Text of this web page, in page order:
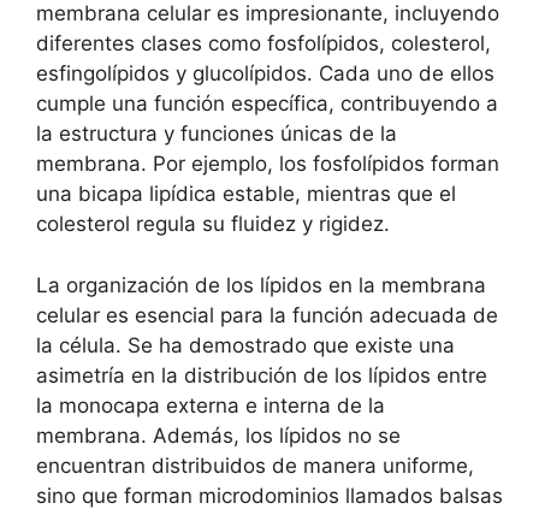
‌membrana ⁢celular es impresionante,⁤ incluyendo
diferentes clases‍ como fosfolípidos, colesterol,
esfingolípidos y glucolípidos. Cada uno‍ de⁢ ellos
cumple una función específica, contribuyendo⁤ a
⁤la estructura y​ funciones únicas ⁣de la
membrana. Por ejemplo, los fosfolípidos forman
una ⁢bicapa lipídica estable, mientras que ⁢el
⁣colesterol regula su‌ fluidez y ⁤rigidez.
La organización⁤ de ‌los lípidos en la​ membrana
celular ‍es ⁢esencial para ⁣la ​función adecuada de
la célula. Se ha demostrado que ‌existe una
asimetría en ​la ⁢distribución‌ de los lípidos ​entre
‍la ⁤monocapa externa e ‍interna de la
‌membrana. Además, los​ lípidos⁤ no se
encuentran distribuidos de manera uniforme,
sino que forman ⁣microdominios llamados‌ balsas